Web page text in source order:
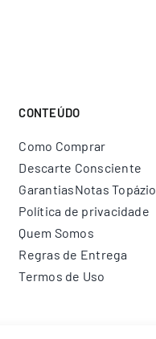
CONTEÚDO
Como Comprar
Descarte Consciente
GarantiasNotas Topázio
Política de privacidade
Quem Somos
Regras de Entrega
Termos de Uso